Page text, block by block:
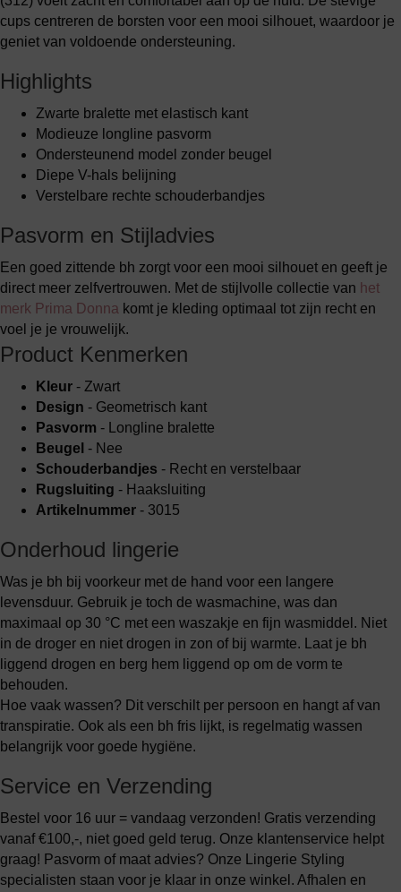
cups centreren de borsten voor een mooi silhouet, waardoor je
geniet van voldoende ondersteuning.
Highlights
Zwarte bralette met elastisch kant
Modieuze longline pasvorm
Ondersteunend model zonder beugel
Diepe V-hals belijning
Verstelbare rechte schouderbandjes
Pasvorm en Stijladvies
Een goed zittende bh zorgt voor een mooi silhouet en geeft je
direct meer zelfvertrouwen. Met de stijlvolle collectie van het
merk Prima Donna komt je kleding optimaal tot zijn recht en
voel je je vrouwelijk.
Product Kenmerken
Kleur - Zwart
Design - Geometrisch kant
Pasvorm - Longline bralette
Beugel - Nee
Schouderbandjes - Recht en verstelbaar
Rugsluiting - Haaksluiting
Artikelnummer - 3015
Onderhoud lingerie
Was je bh bij voorkeur met de hand voor een langere
levensduur. Gebruik je toch de wasmachine, was dan
maximaal op 30 °C met een waszakje en fijn wasmiddel. Niet
in de droger en niet drogen in zon of bij warmte. Laat je bh
liggend drogen en berg hem liggend op om de vorm te
behouden.
Hoe vaak wassen? Dit verschilt per persoon en hangt af van
transpiratie. Ook als een bh fris lijkt, is regelmatig wassen
belangrijk voor goede hygiëne.
Service en Verzending
Bestel voor 16 uur = vandaag verzonden! Gratis verzending
vanaf €100,-, niet goed geld terug. Onze klantenservice helpt
graag! Pasvorm of maat advies? Onze Lingerie Styling
specialisten staan voor je klaar in onze winkel. Afhalen en